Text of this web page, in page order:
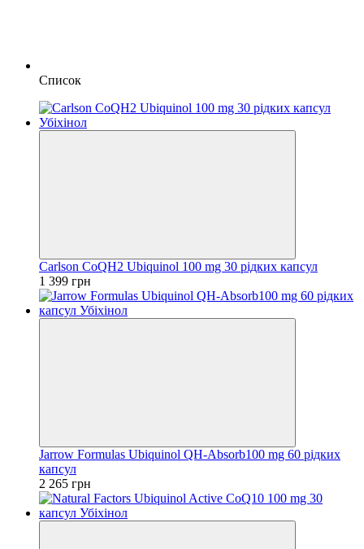
Список
Carlson CoQH2 Ubiquinol 100 mg 30 рідких капсул
1 399 грн
Jarrow Formulas Ubiquinol QH-Absorb100 mg 60 рідких
капсул
2 265 грн